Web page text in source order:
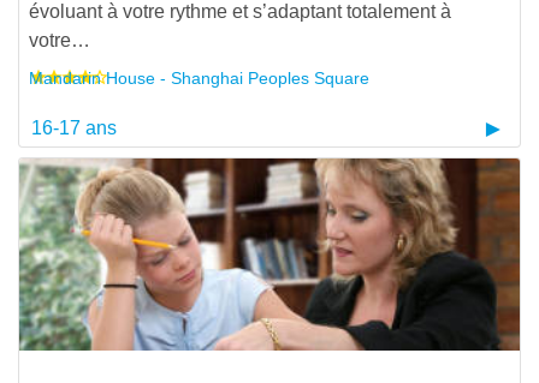
évoluant à votre rythme et s’adaptant totalement à
votre…
Mandarin House - Shanghai Peoples Square
16-17 ans